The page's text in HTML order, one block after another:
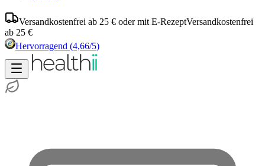
Versandkostenfrei ab 25 € oder mit E-RezeptVersandkostenfrei
ab 25 €
Hervorragend (4,66/5)